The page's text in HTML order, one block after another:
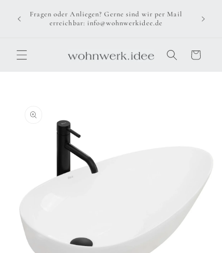
zum
Inhalt
Fragen oder Anliegen? Gerne sind wir per Mail
erreichbar: info@wohnwerkidee.de
Warenkorb